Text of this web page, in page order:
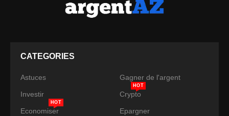
CATEGORIES
Astuces Gagner de l'argent
Investir Crypto
HOT
Economiser
HOT
Epargner